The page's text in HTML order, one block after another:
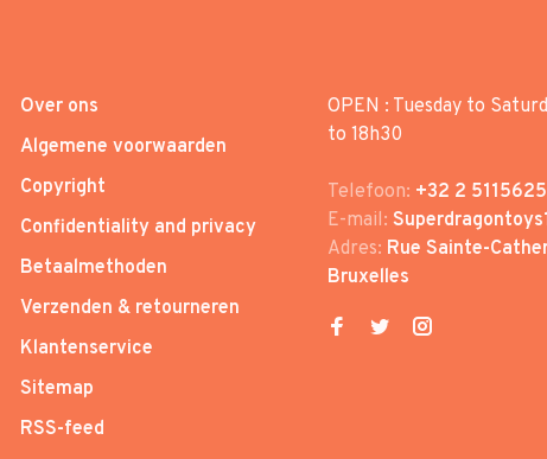
Over ons
Algemene voorwaarden
Copyright
Confidentiality and privacy
Betaalmethoden
Verzenden & retourneren
Klantenservice
Sitemap
RSS-feed
OPEN : Tuesday to
to 18h30
Telefoon: +32 2 5115625
E-mail:
Adres: Rue Sainte-
Bruxelles